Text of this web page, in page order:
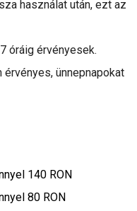
használat után, ezt az
óráig érvényesek.
ünnepnapokat
140 RON
80 RON